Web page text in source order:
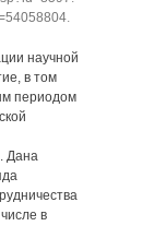
.
научной
в том
периодом
Дана
в